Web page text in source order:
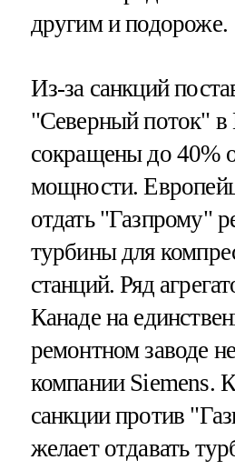
другим и подороже.
Из-за санкций
"Северный поток"
сокращены до 40%
мощности.
отдать "Газпрому"
турбины для
станций. Ряд
Канаде на
ремонтном заводе
компании Siemens.
санкции против
желает отдавать